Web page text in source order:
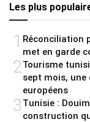
Les plus
1 Réconciliation
met en garde
2Tourisme
sept mois, une
européens
3Tunisie :
construction